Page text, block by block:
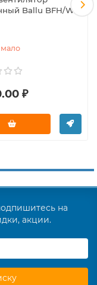
Ballu BFH/W-
₽
на
акции.